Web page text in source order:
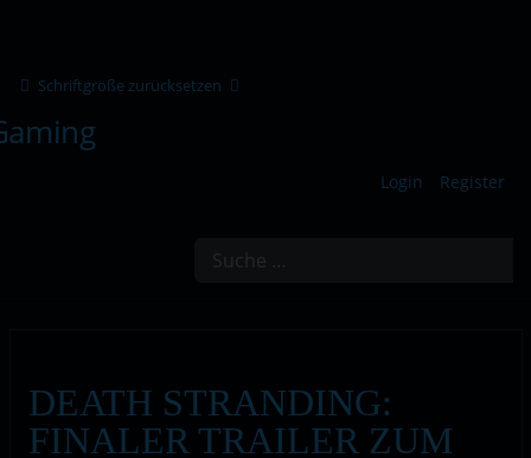
Schriftgröße zurücksetzen
Login Register
DEATH STRANDING:
FINALER TRAILER ZUM